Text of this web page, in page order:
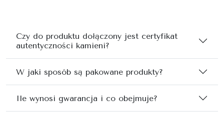
Czy do produktu dołączony jest certyfikat
autentyczności kamieni?
W jaki sposób są pakowane produkty?
Ile wynosi gwarancja i co obejmuje?